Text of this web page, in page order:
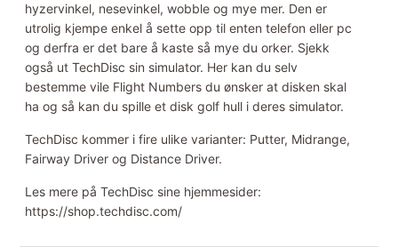
hyzervinkel, nesevinkel, wobble og mye mer. Den er
utrolig kjempe enkel å sette opp til enten telefon eller pc
og derfra er det bare å kaste så mye du orker. Sjekk
også ut TechDisc sin simulator. Her kan du selv
bestemme vile Flight Numbers du ønsker at disken skal
ha og så kan du spille et disk golf hull i deres simulator.
TechDisc kommer i fire ulike varianter: Putter, Midrange,
Fairway Driver og Distance Driver.
Les mere på TechDisc sine hjemmesider:
https://shop.techdisc.com/